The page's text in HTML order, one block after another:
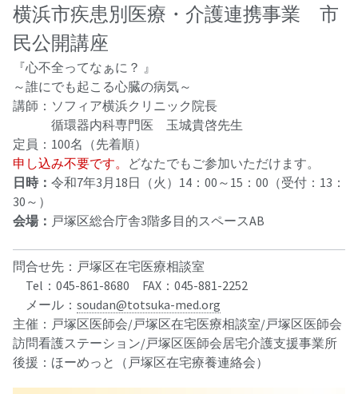
横浜市疾患別医療・介護連携事業 市
民公開講座
『心不全ってなぁに？ 』
～誰にでも起こる心臓の病気～
講師：ソフィア横浜クリニック院長
循環器内科専門医 玉城貴啓先生
定員：100名（先着順）
申し込み不要です。 どなたでもご参加いただけます。
日時： 令和7年3月18日（火）14：00～15：00（受付：13：
30～）
会場： 戸塚区総合庁舎3階多目的スペースAB
問合せ先：戸塚区在宅医療相談室
Tel：045-861-8680 FAX：045-881-2252
メール： soudan@totsuka-med.org
主催：戸塚区医師会/戸塚区在宅医療相談室/戸塚区医師会
訪問看護ステーション/戸塚区医師会居宅介護支援事業所
後援：ほーめっと（戸塚区在宅療養連絡会）